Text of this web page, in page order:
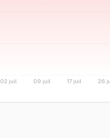
02 juil. 09 juil. 17 juil. 26